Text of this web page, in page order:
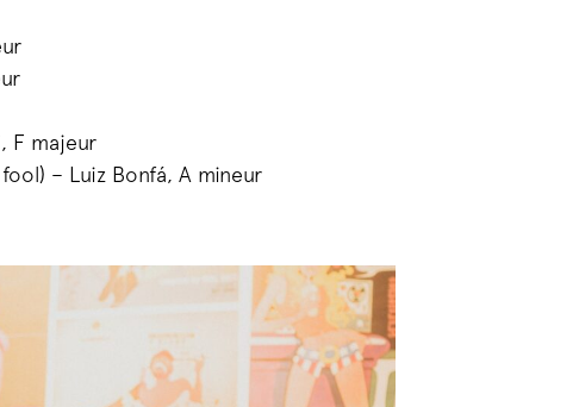
F majeur
– Luiz Bonfá, A mineur